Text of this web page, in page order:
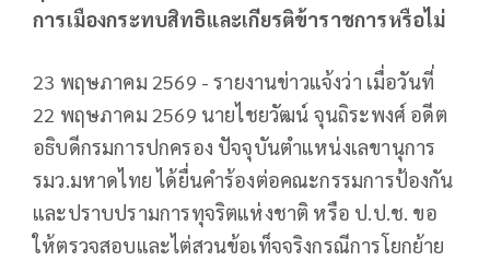
การเมืองกระทบสิทธิและเกียรติข้าราชการหรือไม่
23 พฤษภาคม 2569 - รายงานข่าวแจ้งว่า เมื่อวันที่
22 พฤษภาคม 2569 นายไชยวัฒน์ จุนถิระพงศ์ อดีต
อธิบดีกรมการปกครอง ปัจจุบันตำแหน่งเลขานุการ
รมว.มหาดไทย ได้ยื่นคำร้องต่อคณะกรรมการป้องกัน
และปราบปรามการทุจริตแห่งชาติ หรือ ป.ป.ช. ขอ
ให้ตรวจสอบและไต่สวนข้อเท็จจริงกรณีการโยกย้าย